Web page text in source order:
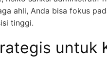
ahli, Anda bisa fokus
tinggi.
untuk